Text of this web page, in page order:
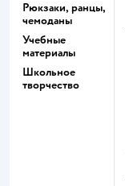
Рюкзаки, ранцы,
чемоданы
Учебные
материалы
Школьное
творчество